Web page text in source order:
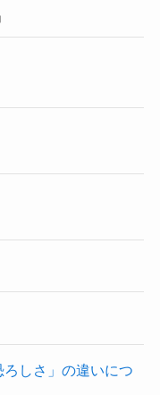
しさ」の違いにつ